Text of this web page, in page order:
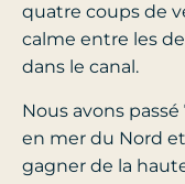
quatre coups de
calme entre les
dans le canal.
Nous avons
en mer du Nord
gagner de la